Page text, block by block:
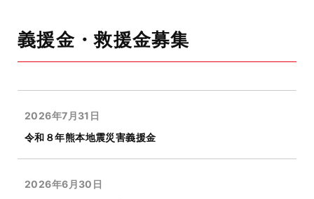
義援金・救援金募集
2026年7月31日
令和８年熊本地震災害義援金
2026年6月30日